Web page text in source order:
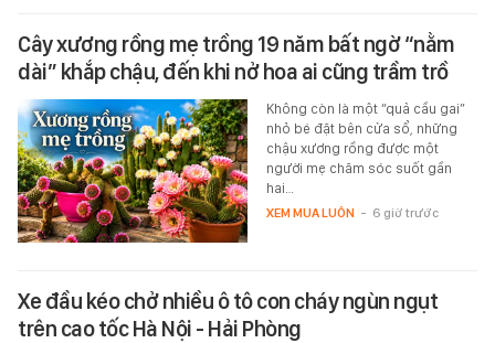
Cây xương rồng mẹ trồng 19 năm bất ngờ “nằm
dài” khắp chậu, đến khi nở hoa ai cũng trầm trồ
Không còn là một “quả cầu gai”
nhỏ bé đặt bên cửa sổ, những
chậu xương rồng được một
người mẹ chăm sóc suốt gần
hai…
XEM MUA LUÔN - 6 giờ trước
Xe đầu kéo chở nhiều ô tô con cháy ngùn ngụt
trên cao tốc Hà Nội - Hải Phòng